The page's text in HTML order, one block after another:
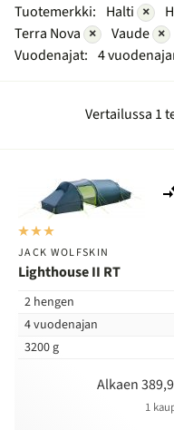
Tuotemerkki: Halti ×
Terra Nova × Vaude ×
Vuodenajat: 4
Vertailussa 1
JACK WOLFSKIN
Lighthouse II RT
2 hengen
4 vuodenajan
3200 g
Alkaen
1